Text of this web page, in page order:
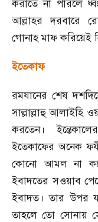
করাতে না পারলে
আল্লাহর দরবারে
গোনাহ মাফ করিয়েই
ইতেকাফ
রমযানের শেষ
সাল্লাল্লাহু আলাইহি
করতেন।
ইতেকাফের অনেক
কোনো আমল না
ইবাদতের সওয়াব
ইবাদত। তার উপর
তাহলে তো সোনায়